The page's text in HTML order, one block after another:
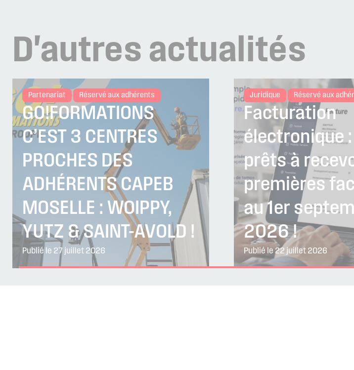
D'autres actualités
Partenariat Réservé aux adhérents
GO!FORMATIONS
C’EST 3 CENTRES
PROCHES DES
ADHÉRENTS CAPEB
MOSELLE : WOIPPY,
YUTZ & SAINT-AVOLD !
Publié le 27 juillet 2026
Juridique Réservé aux
Facturation
électronique :
prêts à
premières
au 1er
2026 !
Publié le 22 juillet 2026